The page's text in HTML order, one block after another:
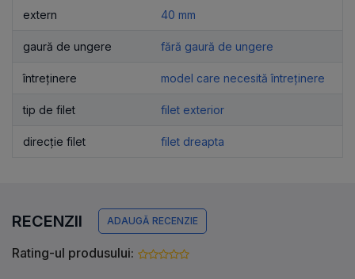
extern 40 mm
gaură de ungere fără gaură de ungere
întreținere model care necesită întreținere
tip de filet filet exterior
direcție filet filet dreapta
RECENZII ADAUGĂ RECENZIE
Rating-ul produsului: